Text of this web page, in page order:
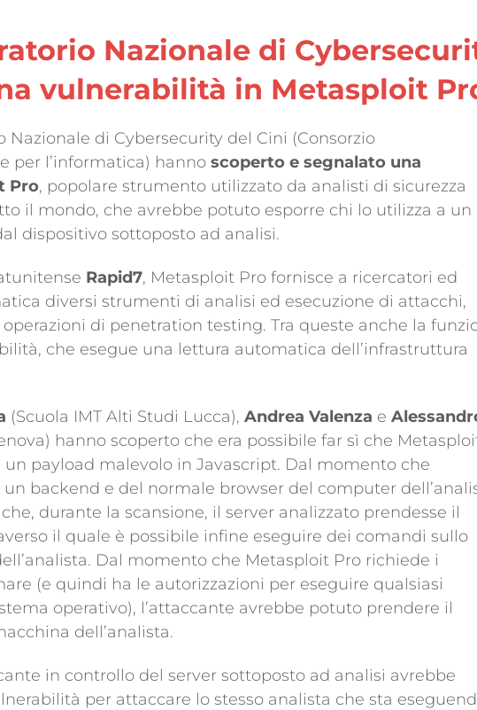
Nazionale di
vulnerabilità in Metasploit
Nazionale di Cybersecurity del Cini (Consorzio
per l’informatica) hanno scoperto e segnalato una
Pro, popolare strumento utilizzato da analisti di sicurezza
il mondo, che avrebbe potuto esporre chi lo utilizza a un
dispositivo sottoposto ad analisi.
Rapid7, Metasploit Pro fornisce a ricercatori ed
diversi strumenti di analisi ed esecuzione di attacchi,
di penetration testing. Tra queste anche la
che esegue una lettura automatica dell’infrastruttura
(Scuola IMT Alti Studi Lucca), Andrea Valenza e
hanno scoperto che era possibile far sì che
un payload malevolo in Javascript. Dal momento che
backend e del normale browser del computer
durante la scansione, il server analizzato prendesse il
il quale è possibile infine eseguire dei comandi sullo
Dal momento che Metasploit Pro richiede i
(e quindi ha le autorizzazioni per eseguire qualsiasi
operativo), l’attaccante avrebbe potuto prendere il
dell’analista.
in controllo del server sottoposto ad analisi avrebbe
per attaccare lo stesso analista che sta